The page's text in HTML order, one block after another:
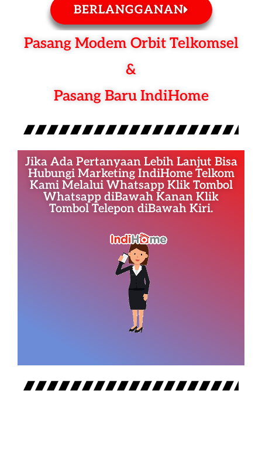
BERLANGGANAN
Pasang Modem Orbit Telkomsel
&
Pasang Baru IndiHome
Jika Ada Pertanyaan Lebih Lanjut Bisa
Hubungi Marketing IndiHome Telkom
Kami Melalui Whatsapp Klik Tombol
Whatsapp diBawah Kanan Klik
Tombol Telepon diBawah Kiri.